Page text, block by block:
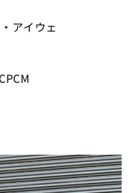
アイウェ